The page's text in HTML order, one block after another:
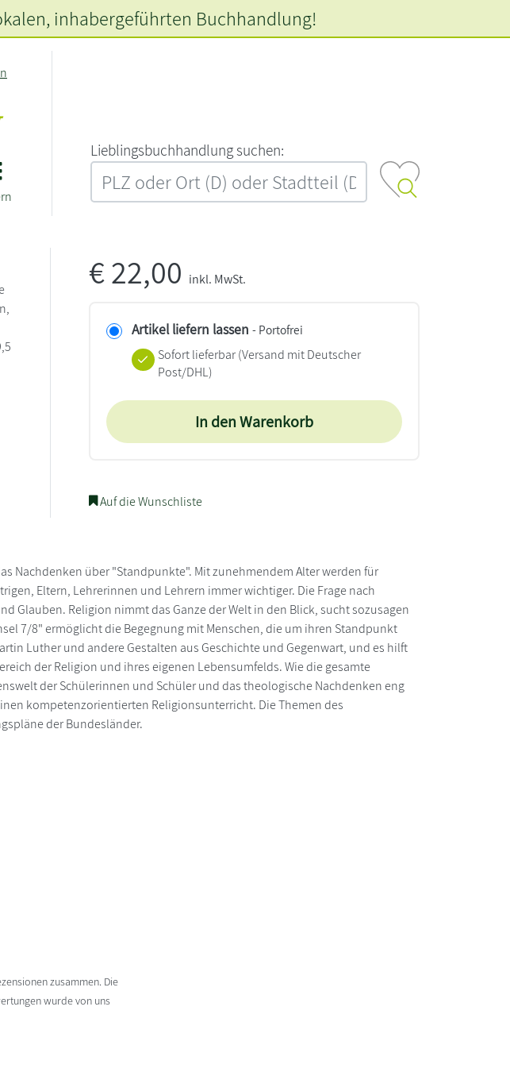
L‍i‍e‍b‍l‍i‍n‍g‍s‍b‍u‍c‍h‍h‍a‍n‍d‍l‍u‍n‍g‍ ‍s‍u‍c‍h‍e‍n‍:‍
, inhabergeführten Buchhandlung!
€22,00 inkl. MwSt.
Artikel liefern lassen - Portofrei
Sofort lieferbar(Versand mit Deutscher
Post/DHL)
In den Warenkorb
Auf die Wunschliste
Nachdenken über "Standpunkte". Mit zunehmendem Alter werden für
Eltern, Lehrerinnen und Lehrern immer wichtiger. Die Frage nach
Glauben. Religion nimmt das Ganze der Welt in den Blick, sucht sozusagen
7/8" ermöglicht die Begegnung mit Menschen, die um ihren Standpunkt
Luther und andere Gestalten aus Geschichte und Gegenwart, und es hilft
der Religion und ihres eigenen Lebensumfelds. Wie die gesamte
der Schülerinnen und Schüler und das theologische Nachdenken eng
kompetenzorientierten Religionsunterricht. Die Themen des
der Bundesländer.
zusammen. Die
wurde von uns